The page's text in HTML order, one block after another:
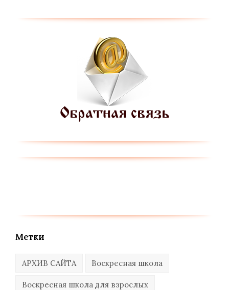
Метки
АРХИВ САЙТА Воскресная школа
Воскресная школа для взрослых